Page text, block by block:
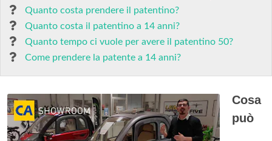
Quanto costa prendere il patentino?
Quanto costa il patentino a 14 anni?
Quanto tempo ci vuole per avere il patentino 50?
Come prendere la patente a 14 anni?
Cosa
può